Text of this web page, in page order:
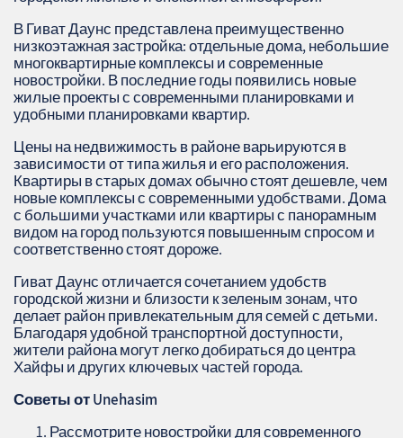
В Гиват Даунс представлена преимущественно
низкоэтажная застройка: отдельные дома, небольшие
многоквартирные комплексы и современные
новостройки. В последние годы появились новые
жилые проекты с современными планировками и
удобными планировками квартир.
Цены на недвижимость в районе варьируются в
зависимости от типа жилья и его расположения.
Квартиры в старых домах обычно стоят дешевле, чем
новые комплексы с современными удобствами. Дома
с большими участками или квартиры с панорамным
видом на город пользуются повышенным спросом и
соответственно стоят дороже.
Гиват Даунс отличается сочетанием удобств
городской жизни и близости к зеленым зонам, что
делает район привлекательным для семей с детьми.
Благодаря удобной транспортной доступности,
жители района могут легко добираться до центра
Хайфы и других ключевых частей города.
Советы от Unehasim
Рассмотрите новостройки для современного